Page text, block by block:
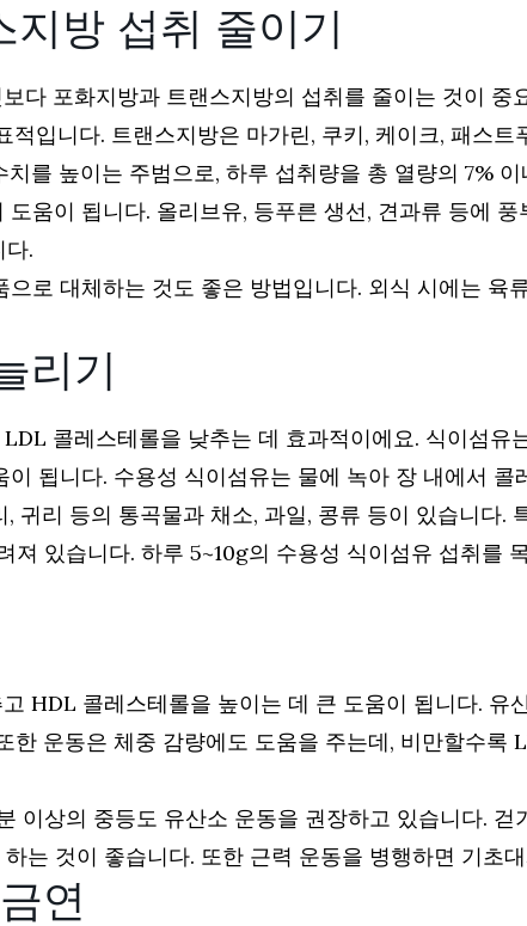
지방 섭취 줄이기
다 포화지방과 트랜스지방의 섭취를 줄이는 것이
적입니다. 트랜스지방은 마가린, 쿠키, 케이크, 패스
를 높이는 주범으로, 하루 섭취량을 총 열량의 7%
움이 됩니다. 올리브유, 등푸른 생선, 견과류 등에
.
로 대체하는 것도 좋은 방법입니다. 외식 시에는
리기
콜레스테롤을 낮추는 데 효과적이에요. 식이섬
됩니다. 수용성 식이섬유는 물에 녹아 장 내에서
귀리 등의 통곡물과 채소, 과일, 콩류 등이 있습니다.
져 있습니다. 하루 5~10g의 수용성 식이섬유 섭취를
HDL 콜레스테롤을 높이는 데 큰 도움이 됩니다. 유
한 운동은 체중 감량에도 도움을 주는데, 비만할수
이상의 중등도 유산소 운동을 권장하고 있습니다.
는 것이 좋습니다. 또한 근력 운동을 병행하면 기초
연